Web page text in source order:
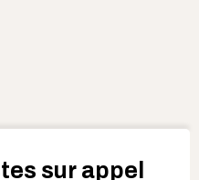
sur appel